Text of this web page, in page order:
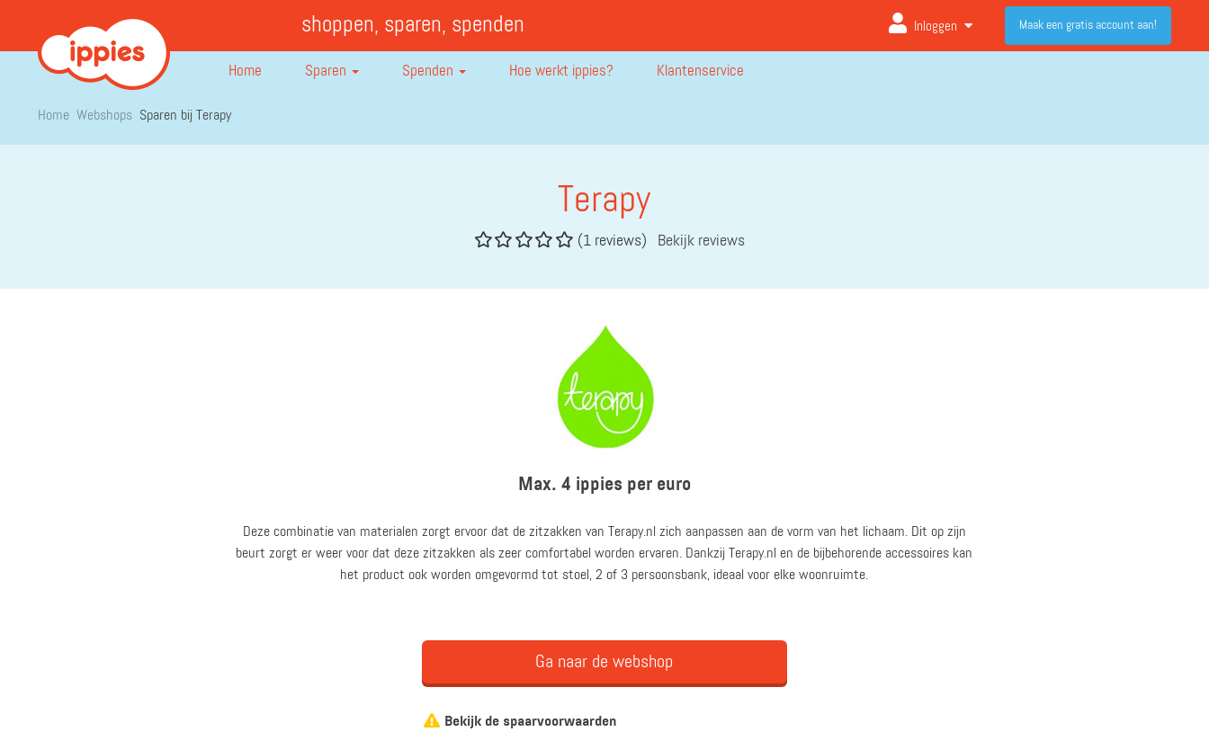
shoppen, sparen, spenden Inloggen Maak een gratis account aan!
Home Sparen Spenden Hoe werkt ippies? Klantenservice
Home Webshops Sparen bij Terapy
Terapy
(1 reviews) Bekijk reviews
Max. 4 ippies per euro
Deze combinatie van materialen zorgt ervoor dat de zitzakken van Terapy.nl zich aanpassen aan de vorm van het lichaam. Dit op zijn
beurt zorgt er weer voor dat deze zitzakken als zeer comfortabel worden ervaren. Dankzij Terapy.nl en de bijbehorende accessoires kan
het product ook worden omgevormd tot stoel, 2 of 3 persoonsbank, ideaal voor elke woonruimte.
Ga naar de webshop
Bekijk de spaarvoorwaarden